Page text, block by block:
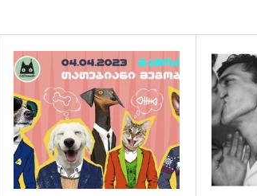
გადახედვა